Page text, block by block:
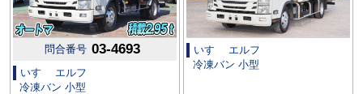
問合番号 03-4693
いすゞ エルフ
冷凍バン 小型
いすゞ エルフ
冷凍バン 小型